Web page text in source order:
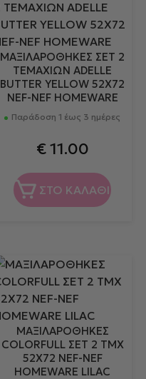
ΜΑΞΙΛΑΡΟΘΗΚΕΣ ΣΕΤ 2
ΤΕΜΑΧΊΩΝ ADELLE
BUTTER YELLOW 52X72
NEF-NEF HOMEWARE
Παράδοση 1 έως 3 ημέρες
€11.00
ΣΤΟ ΚΑΛΑΘΙ
ΜΑΞΙΛΑΡΟΘΗKΕΣ
COLORFULL ΣΕΤ 2 ΤΜΧ
52Χ72 NEF-NEF
HOMEWARE LILAC